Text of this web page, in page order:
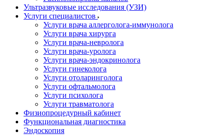
Ультразвуковые исследования (УЗИ)
Услуги специалистов
Услуги врача аллерголога-иммунолога
Услуги врача хирурга
Услуги врача-невролога
Услуги врача-уролога
Услуги врача-эндокринолога
Услуги гинеколога
Услуги отоларинголога
Услуги офтальмолога
Услуги психолога
Услуги травматолога
Физиопроцедурный кабинет
Функциональная диагностика
Эндоскопия